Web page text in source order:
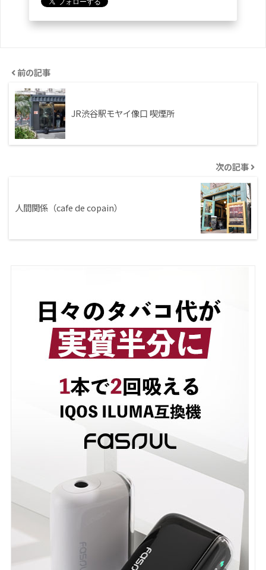
前の記事
JR渋谷駅モヤイ像口 喫煙所
次の記事
人間関係（cafe de copain）